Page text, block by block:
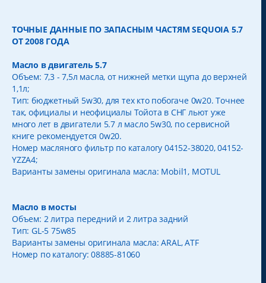
ТОЧНЫЕ ДАННЫЕ ПО ЗАПАСНЫМ ЧАСТЯМ SEQUOIA 5.7
ОТ 2008 ГОДА
Масло в двигатель 5.7
Объем: 7,3 - 7,5л масла, от нижней метки щупа до верхней
1,1л;
Тип: бюджетный 5w30, для тех кто побогаче 0w20. Точнее
так, официалы и неофициалы Тойота в СНГ льют уже
много лет в двигатели 5.7 л масло 5w30, по сервисной
книге рекомендуется 0w20.
Номер масляного фильтр по каталогу 04152-38020, 04152-
YZZA4;
Варианты замены оригинала масла: Mobil1, MOTUL
Масло в мосты
Объем: 2 литра передний и 2 литра задний
Тип: GL-5 75w85
Варианты замены оригинала масла: ARAL, ATF
Номер по каталогу: 08885-81060